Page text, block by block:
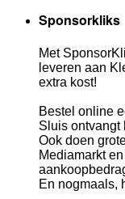
Sponsorkliks
Met
leveren aan
extra kost!
Bestel online
Sluis ontvangt
Ook doen
Mediamarkt
En nogmaals,